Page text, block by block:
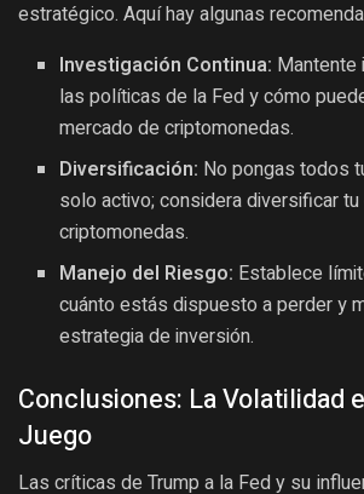
estratégico. Aquí hay algunas
Investigación Continua: Mantente
las políticas de la Fed y cómo
mercado de criptomonedas.
Diversificación: No pongas todos
solo activo; considera diversificar
criptomonedas.
Manejo del Riesgo: Establece
cuánto estás dispuesto a perder y
estrategia de inversión.
Conclusiones: La Volatilidad
Juego
Las críticas de Trump a la Fed y su